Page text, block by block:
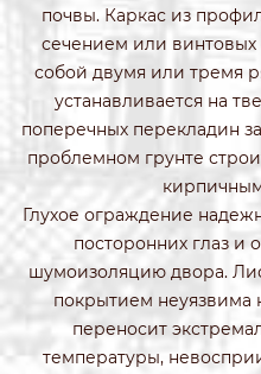
почвы. Каркас из
сечением или
собой двумя или тремя
устанавливается на
поперечных перекладин
проблемном грунте
Глухое ограждение
посторонних глаз и
шумоизоляцию двора.
покрытием неуязвима
переносит
температуры,